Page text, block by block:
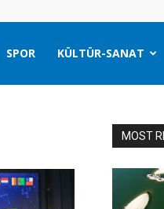
SPOR KÜLTÜR-SANAT
MOST